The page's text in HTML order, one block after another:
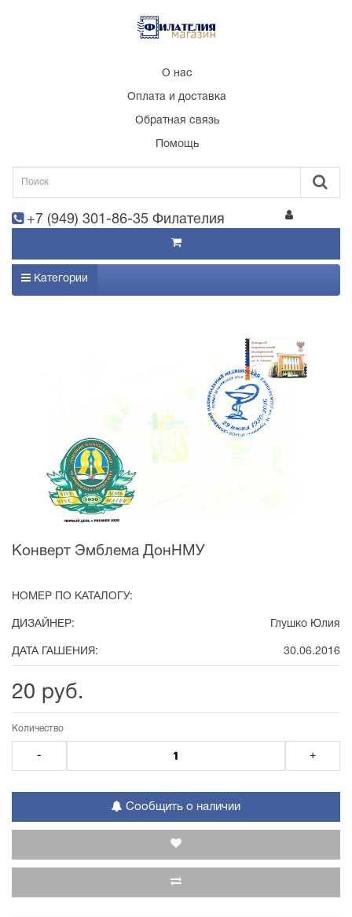
О нас
Оплата и доставка
Обратная связь
Помощь
+7 (949) 301-86-35 Филателия
Категории
Конверт Эмблема ДонНМУ
НОМЕР ПО КАТАЛОГУ:
ДИЗАЙНЕР: Глушко Юлия
ДАТА ГАШЕНИЯ: 30.06.2016
20 руб.
Количество
- +
Сообщить о наличии